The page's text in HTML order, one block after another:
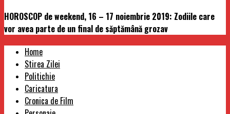
HOROSCOP de weekend, 16 – 17 noiembrie 2019: Zodiile care
vor avea parte de un final de săptămână grozav
Home
Stirea Zilei
Politichie
Caricatura
Cronica de Film